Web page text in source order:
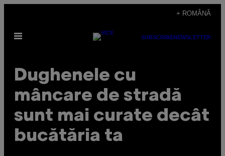
content
+ ROMÂNĂ
Open
SUBSCRIBENEWSLETTER
Dughenele cu
mâncare de stradă
sunt mai curate decât
bucătăria ta